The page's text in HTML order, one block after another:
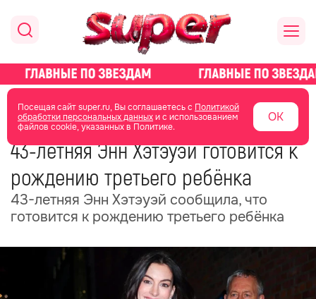
Посещая сайт super.ru, Вы соглашаетесь с Политикой
обработки персональных данныхи с использованием
файлов cookie, указанных в Политике.
ОК
главная новости о звездах новости
19 июня 15:00
43-летняя Энн Хэтэуэй готовится к
рождению третьего ребёнка
43-летняя Энн Хэтэуэй сообщила, что
готовится к рождению третьего ребёнка